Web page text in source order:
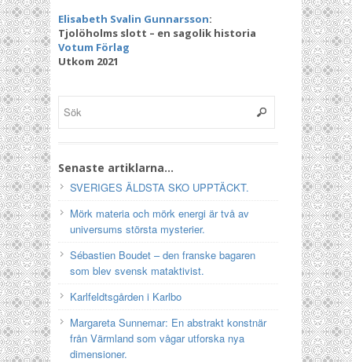
Elisabeth Svalin Gunnarsson:
Tjolöholms slott – en sagolik historia
Votum Förlag
Utkom 2021
Senaste artiklarna…
SVERIGES ÄLDSTA SKO UPPTÄCKT.
Mörk materia och mörk energi är två av
universums största mysterier.
Sébastien Boudet – den franske bagaren
som blev svensk mataktivist.
Karlfeldtsgården i Karlbo
Margareta Sunnemar: En abstrakt konstnär
från Värmland som vågar utforska nya
dimensioner.